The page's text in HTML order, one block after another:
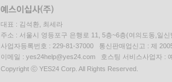
대표 : 김석환, 최세라
주소 : 서울시 영등포구 은행로 11, 5층~6층(여의도동,일신
사업자등록번호 : 229-81-37000 통신판매업신고 : 제
이메일 : yes24help@yes24.com 호스팅 서비스사업자 :
Copyright ⓒ YES24 Corp. All Rights Reserved.